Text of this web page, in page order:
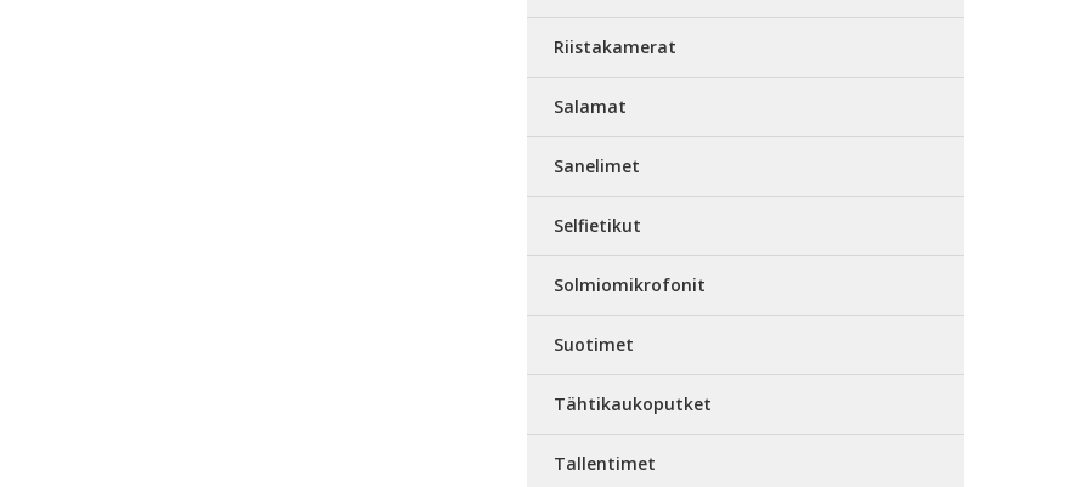
Riistakamerat
Salamat
Sanelimet
Selfietikut
Solmiomikrofonit
Suotimet
Tähtikaukoputket
Tallentimet